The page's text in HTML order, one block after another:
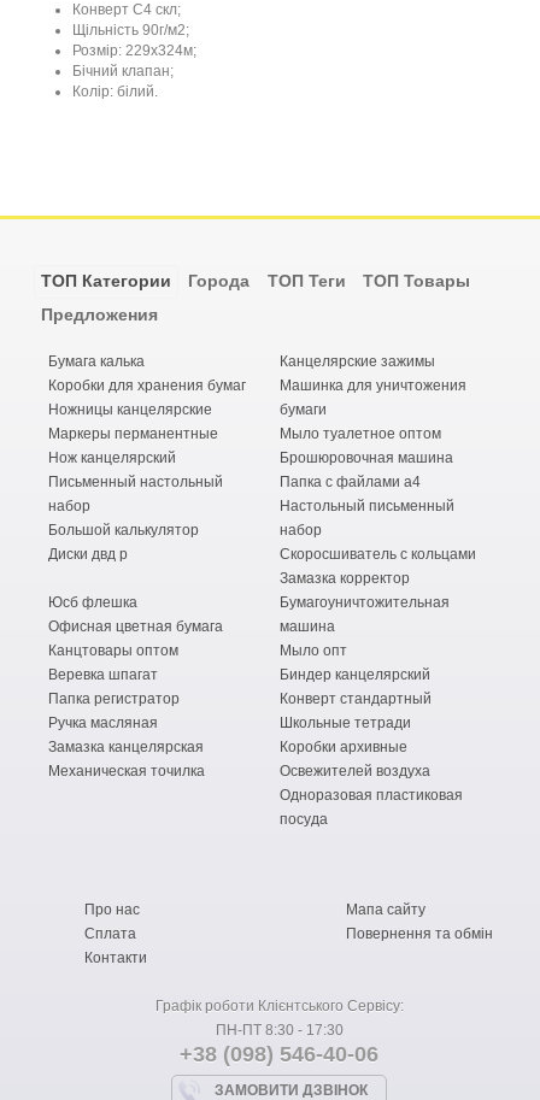
Конверт С4 скл;
Щільність 90г/м2;
Розмір: 229х324м;
Бічний клапан;
Колір: білий.
ТОП Категории Города ТОП Теги
ТОП Товары
Предложения
Бумага калька
Коробки для хранения бумаг
Ножницы канцелярские
Маркеры перманентные
Нож канцелярский
Письменный настольный
набор
Большой калькулятор
Диски двд р
Канцелярские зажимы
Машинка для уничтожения
бумаги
Мыло туалетное оптом
Брошюровочная машина
Папка с файлами а4
Настольный письменный
набор
Скоросшиватель с кольцами
Замазка корректор
Юсб флешка
Офисная цветная бумага
Канцтовары оптом
Веревка шпагат
Папка регистратор
Ручка масляная
Замазка канцелярская
Механическая точилка
Бумагоуничтожительная
машина
Мыло опт
Биндер канцелярский
Конверт стандартный
Школьные тетради
Коробки архивные
Освежителей воздуха
Одноразовая пластиковая
посуда
Про нас
Сплата
Контакти
Мапа сайту
Повернення та обмін
Графік роботи Клієнтського Сервісу:
ПН-ПТ 8:30 - 17:30
+38 (098) 546-40-06
ЗАМОВИТИ ДЗВІНОК